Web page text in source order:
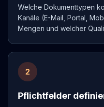
Welche Dokumenttypen
Kanäle (E-Mail, Portal,
Mengen und welcher
2
Pflichtfelder